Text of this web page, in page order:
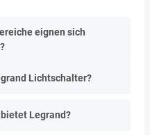
eignen sich
Lichtschalter?
Legrand?